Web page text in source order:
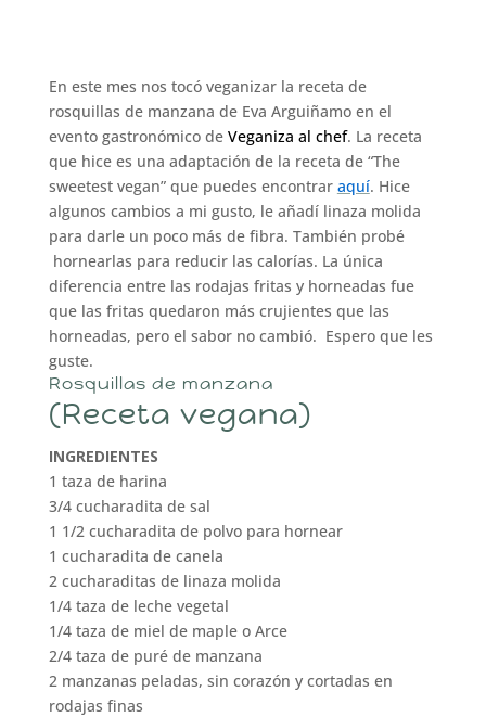
En este mes nos tocó veganizar la receta de
rosquillas de manzana de Eva Arguiñamo en el
evento gastronómico de Veganiza al chef. La receta
que hice es una adaptación de la receta de “The
sweetest vegan” que puedes encontrar aquí. Hice
algunos cambios a mi gusto, le añadí linaza molida
para darle un poco más de fibra. También probé
hornearlas para reducir las calorías. La única
diferencia entre las rodajas fritas y horneadas fue
que las fritas quedaron más crujientes que las
horneadas, pero el sabor no cambió. Espero que les
guste.
Rosquillas de manzana
(Receta vegana)
INGREDIENTES
1 taza de harina
3/4 cucharadita de sal
1 1/2 cucharadita de polvo para hornear
1 cucharadita de canela
2 cucharaditas de linaza molida
1/4 taza de leche vegetal
1/4 taza de miel de maple o Arce
2/4 taza de puré de manzana
2 manzanas peladas, sin corazón y cortadas en
rodajas finas